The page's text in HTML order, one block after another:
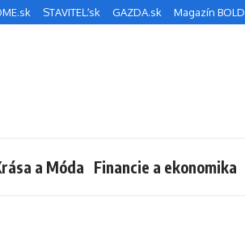
STAVITEĽ.sk GAZDA.sk Magazín BOLD
a Móda Financie a ekonomika